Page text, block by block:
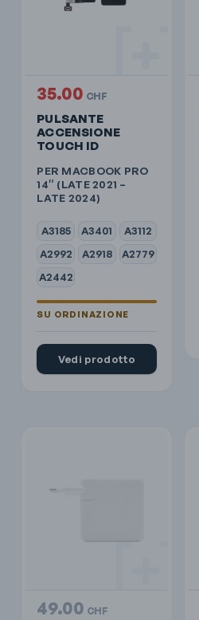
PULSANTE
ACCENSIONE
TOUCH ID
PER MACBOOK PRO
14″ (LATE 2021 –
LATE 2024)
A3185 A3401
A3112
A2992
A2918
A2779
A2442
35.00 CHF
Vedi prodotto
49.00 CHF